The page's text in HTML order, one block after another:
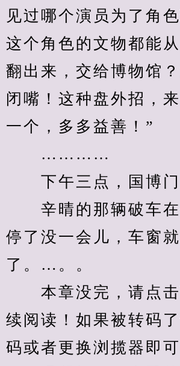
见过哪个演员为了角
这个角色的文物都能
翻出来，交给博物馆
闭嘴！这种盘外招，
一个，多多益善！”
…………
下午三点，国博门
辛晴的那辆破车在
停了没一会儿，车窗
了。…。。
本章没完，请点
续阅读！如果被转码
码或者更换浏揽器即可